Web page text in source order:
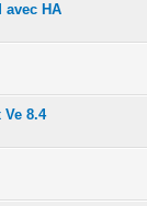
avec HA
8.4